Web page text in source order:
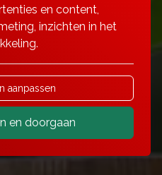
en content,
inzichten in het
aanpassen
en doorgaan